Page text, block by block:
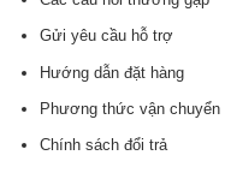
Gửi yêu cầu hỗ trợ
Hướng dẫn đặt hàng
Phương thức vận chuyển
Chính sách đổi trả